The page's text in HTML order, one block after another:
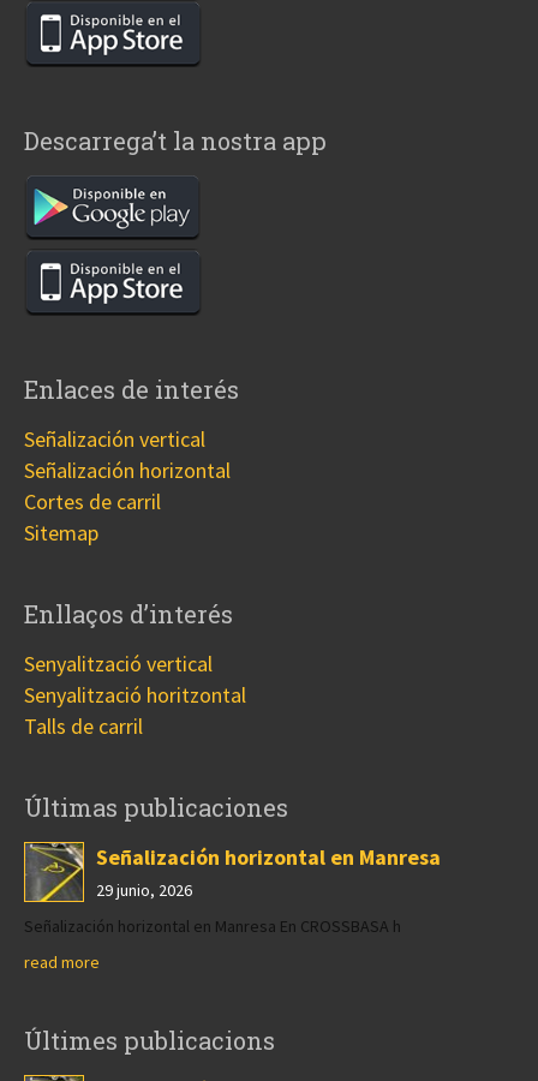
Descarrega’t la nostra app
Enlaces de interés
Señalización vertical
Señalización horizontal
Cortes de carril
Sitemap
Enllaços d’interés
Senyalització vertical
Senyalització horitzontal
Talls de carril
Últimas publicaciones
Señalización horizontal en Manresa
29 junio, 2026
Señalización horizontal en Manresa En CROSSBASA h
read more
Últimes publicacions